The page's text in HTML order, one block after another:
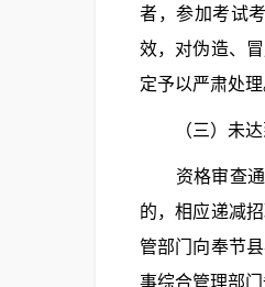
者，参加考试
效，对伪造、
定予以严肃处理
（三）未达
资格审查通
的，相应递减
管部门向奉节
事综合管理部